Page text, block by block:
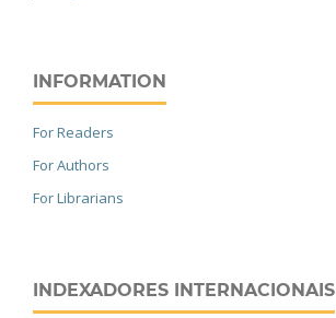
INFORMATION
For Readers
For Authors
For Librarians
INDEXADORES INTERNACIONAIS